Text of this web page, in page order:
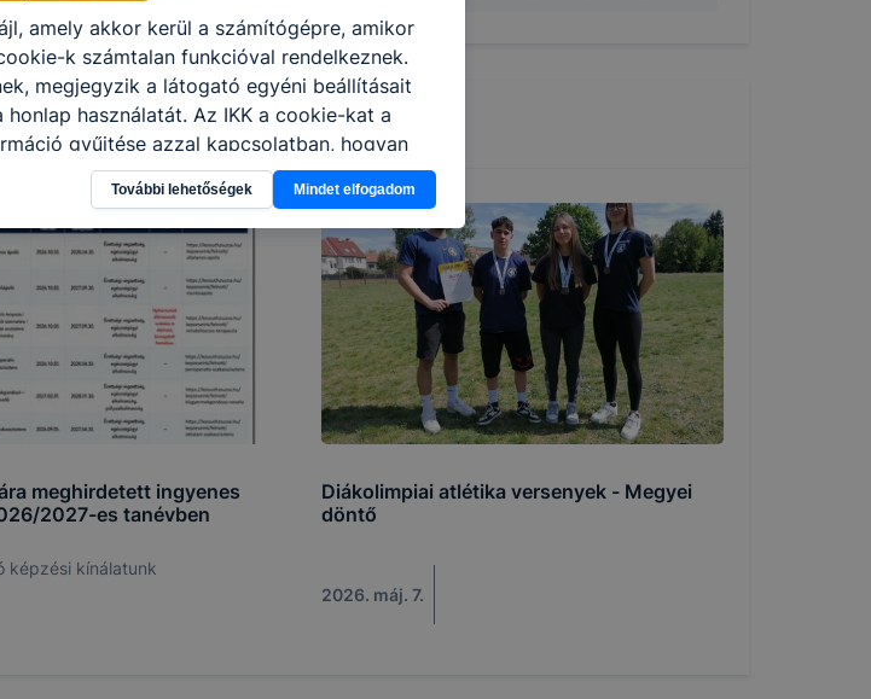
meghirdetett ingyenes
2027-es tanévben
képzési kínálatunk
Diákolimpiai atlétika versenyek - Megyei
döntő
2026. máj. 7.
amely akkor kerül a számítógépre, amikor
k számtalan funkcióval rendelkeznek.
megjegyzik a látogató egyéni beállításait
használatát. Az IKK a cookie-kat a
gyűjtése azzal kapcsolatban, hogyan
hogy a honlap melyik részeit
így megtudhatjuk, hogyan biztosítsunk Önnek
meglátogatja oldalunkat, honlap
hogyan tudja kikapcsolni a cookie-kat?
a cookie-k beállításának a változtatását. A
automatikusan elfogadja a cookie-kat, de
figyelmét, hogy mivel a cookie-k
és folyamatainak megkönnyítése vagy
megakadályozása vagy törlése által
lesznek képesek honlapunk funkcióinak
További lehetőségek Mindet elfogadom